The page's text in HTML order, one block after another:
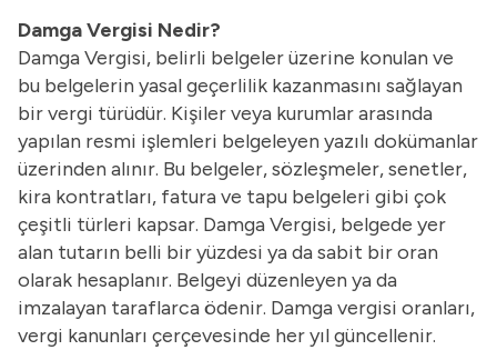
Damga Vergisi Nedir?
Damga Vergisi, belirli belgeler üzerine konulan ve
bu belgelerin yasal geçerlilik kazanmasını sağlayan
bir vergi türüdür. Kişiler veya kurumlar arasında
yapılan resmi işlemleri belgeleyen yazılı dokümanlar
üzerinden alınır. Bu belgeler, sözleşmeler, senetler,
kira kontratları, fatura ve tapu belgeleri gibi çok
çeşitli türleri kapsar. Damga Vergisi, belgede yer
alan tutarın belli bir yüzdesi ya da sabit bir oran
olarak hesaplanır. Belgeyi düzenleyen ya da
imzalayan taraflarca ödenir. Damga vergisi oranları,
vergi kanunları çerçevesinde her yıl güncellenir.